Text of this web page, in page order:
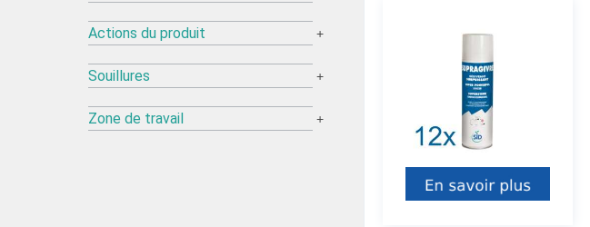
Actions du produit +
Souillures +
Zone de travail +